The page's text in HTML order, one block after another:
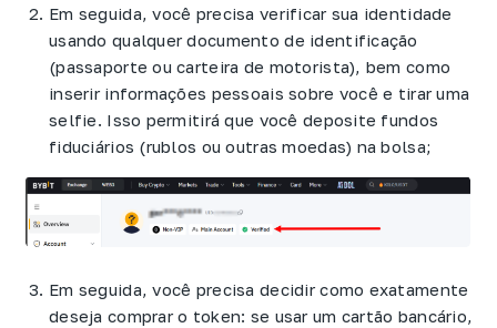
Em seguida, você precisa verificar sua identidade
usando qualquer documento de identificação
(passaporte ou carteira de motorista), bem como
inserir informações pessoais sobre você e tirar uma
selfie. Isso permitirá que você deposite fundos
fiduciários (rublos ou outras moedas) na bolsa;
Em seguida, você precisa decidir como exatamente
deseja comprar o token: se usar um cartão bancário,